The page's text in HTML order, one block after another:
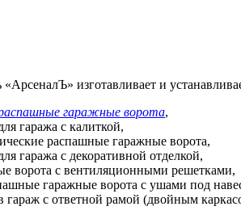
изготавливает и
гаражные ворота,
гаража с калиткой,
распашные гаражные ворота,
гаража с декоративной отделкой,
ворота с вентиляционными решетками,
гаражные ворота с ушами под
гараж с ответной рамой (двойным